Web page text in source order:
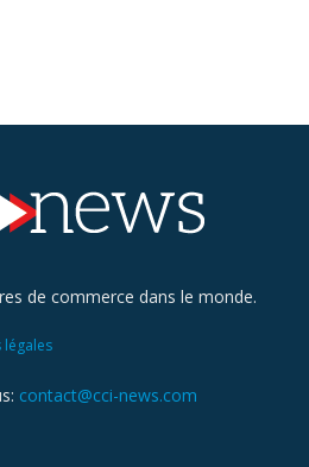
de commerce dans le monde.
légales
contact@cci-news.com